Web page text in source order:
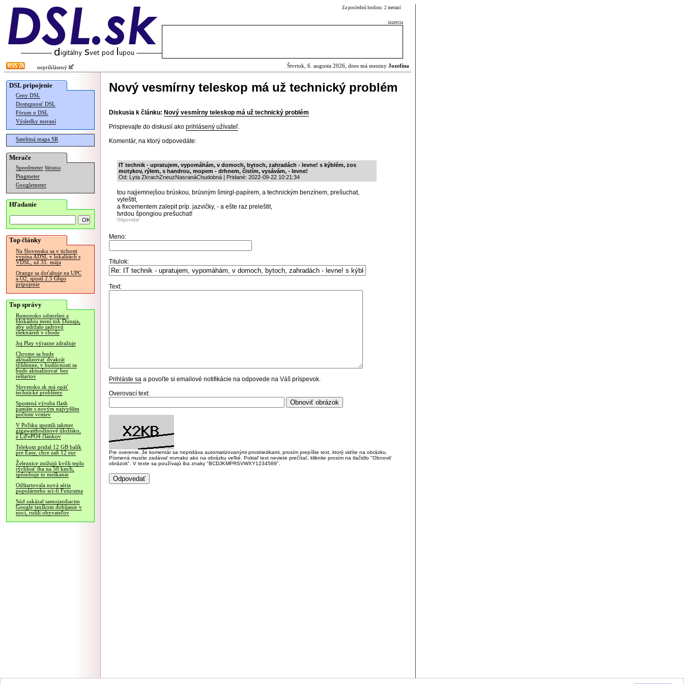
Za poslednú hodinu: 2 meraní
inzercia
neprihlásený Štvrtok, 6. augusta 2026, dnes má meniny Jozefína
DSL pripojenie
Ceny DSL
Dostupnosť DSL
Fórum o DSL
Výsledky meraní
Satelitná mapa SR
Merače
Speedmeter Merania
Pingmeter
Googlemeter
Hľadanie
Top články
Na Slovensku sa v tichosti
vypína ADSL v lokalitách s
VDSL, už 31. mája
Orange sa doťahuje na UPC
a O2, spustí 2.5 Gbps
pripojenie
Top správy
Rumunsko odstrelmi a
blokádou mení tok Dunaja,
aby udržalo jadrovú
elektráreň v chode
Joj Play výrazne zdražuje
Chrome sa bude
aktualizovať dvakrát
týždenne, v budúcnosti sa
bude aktualizovať bez
reštartov
Slovensko.sk má opäť
technické problémy
Spustená výroba flash
pamäte s novým najvyšším
počtom vrstiev
V Poľsku spustili takmer
gigawatthodinové úložisko,
z LiFePO4 článkov
Telekom pridal 12 GB balík
pre Easy, chce zaň 12 eur
Železnice znižujú kvôli teplu
rýchlosť iba na 50 km/h,
spôsobuje to meškanie
Odštartovala nová séria
populárneho sci-fi Futurama
Súd zakázal samojazdiacim
Google taxíkom dobíjanie v
noci, rušili obyvateľov
Nový vesmírny teleskop má už technický problém
Diskusia k článku: Nový vesmírny teleskop má už technický problém
Prispievajte do diskusií ako prihlásený užívateľ.
Komentár, na ktorý odpovedáte:
IT technik - upratujem, vypomáhám, v domoch, bytoch, zahradách - levne! s kýblém, zos
motykov, rýlem, s handrou, mopem - drhnem, čistím, vysávám, - levne!
Od: Lyta ZkrachZneuzNasranáChudobná | Pridané: 2022-09-22 10:21:34
tou najjemnejšou brúskou, brúsným šmirgl-papírem, a technickým benzínem, prešuchat,
vyleštit,
a fixcementem zalepit príp. jazvičky, - a ešte raz preleštit,
tvrdou špongiou prešuchat!
Odpovedať
Meno:
Titulok:
Text:
Prihláste sa a povoľte si emailové notifikácie na odpovede na Váš príspevok.
Overovací text:
Pre overenie, že komentár sa nepridáva automatizovanými prostriedkami, prosím prepíšte text, ktorý vidíte na obrázku.
Písmená musíte zadávať rovnako ako na obrázku veľké. Pokiaľ text neviete prečítať, kliknite prosím na tlačidlo "Obnoviť
obrázok". V texte sa používajú iba znaky "BCDJKMPRSVWXY1234589".